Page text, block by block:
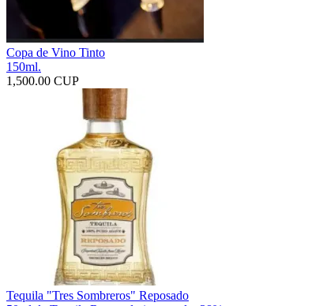
Copa de Vino Tinto
150ml.
1,500.00 CUP
Tequila "Tres Sombreros" Reposado